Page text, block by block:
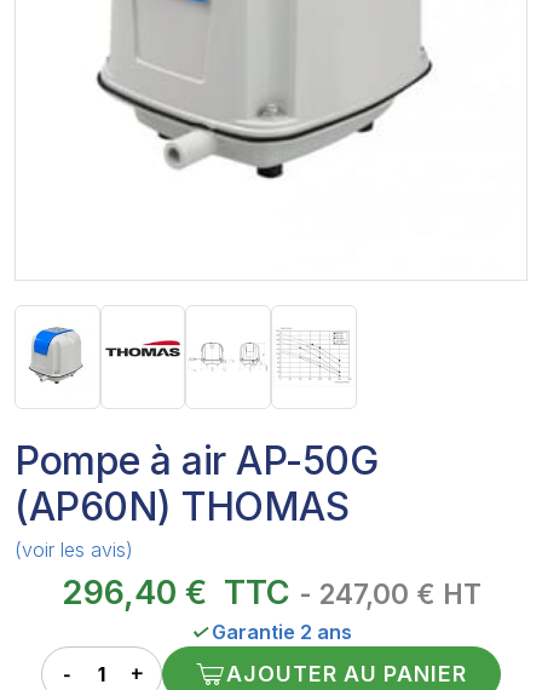
Pompe à air AP-50G
(AP60N) THOMAS
(voir les avis)
296,40 € TTC - 247,00 € HT
✓Garantie 2 ans
AJOUTER AU PANIER